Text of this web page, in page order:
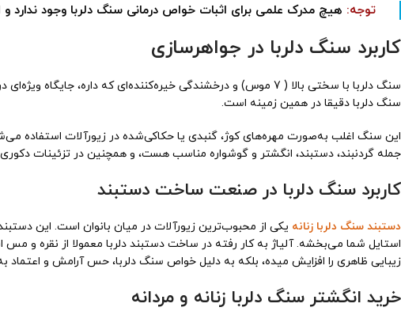
توجه: هیچ مدرک علمی برای اثبات خواص درمانی سنگ دلربا وجود ندارد
کاربرد سنگ دلربا در جواهرسازی
سنگ دلربا با سختی بالا ( 7 موس) و درخشندگی خیره‌کننده‌ای که
سنگ دلربا دقیقا در همین زمینه است.
این سنگ اغلب به‌صورت مهره‌های کوژ، گنبدی یا حکاکی‌شده در زیورآلات استفاده
جمله گردنبند، دستبند، انگشتر و گوشواره مناسب هست، و همچنین در تزئینات
کاربرد سنگ دلربا در صنعت ساخت دستبند
دستبند سنگ دلربا زنانه یکی از محبوب‌ترین زیورآلات در میان بانوان است. این
استایل شما می‌بخشه. آلیاژ به کار رفته در ساخت دستبند دلربا معمولا از نقره و
زیبایی ظاهری را افزایش میده، بلکه به دلیل خواص سنگ دلربا، حس آرامش و
خرید انگشتر سنگ دلربا زنانه و مردانه